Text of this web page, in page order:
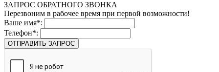
ЗАПРОС ОБРАТНОГО ЗВОНКА
Перезвоним в рабочее время при первой возможности!
Ваше имя*:
Телефон*:
ОТПРАВИТЬ ЗАПРОС